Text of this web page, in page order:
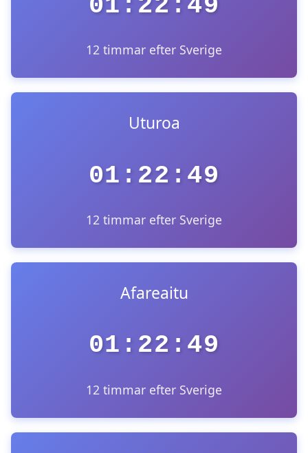
12 timmar efter Sverige
Uturoa
01:22:49
12 timmar efter Sverige
Afareaitu
01:22:49
12 timmar efter Sverige